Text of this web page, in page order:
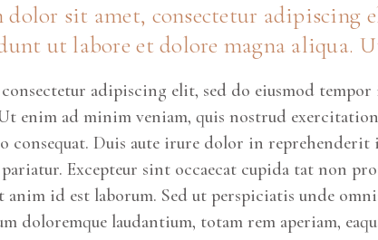
dolor sit amet, consectetur adipiscing
ut labore et dolore magna aliqua.
adipiscing elit, sed do eiusmod
enim ad minim veniam, quis nostrud
consequat. Duis aute irure dolor in
Excepteur sint occaecat cupida tat non
id est laborum. Sed ut perspiciatis unde
doloremque laudantium, totam rem aperiam,